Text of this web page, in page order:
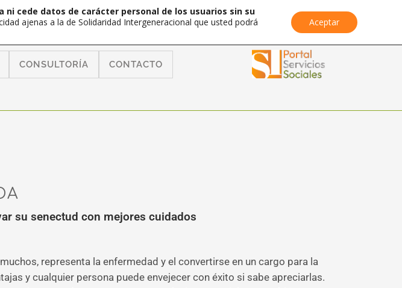
CONSULTORÍA CONTACTO
su senectud con mejores cuidados
representa la enfermedad y el convertirse en un cargo para la
y cualquier persona puede envejecer con éxito si sabe apreciarlas.
cede datos de carácter personal de los usuarios sin su
ajenas a la de Solidaridad Intergeneracional que usted podrá
Aceptar